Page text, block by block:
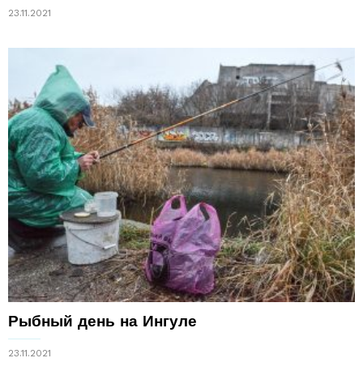
23.11.2021
Рыбный день на Ингуле
23.11.2021